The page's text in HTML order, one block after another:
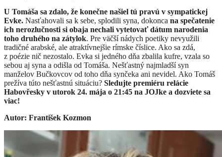
U Tomáša sa zdalo, že konečne našiel tú pravú v sympatickej
Evke. Nasťahovali sa k sebe, splodili syna, dokonca na spečatenie
ich nerozlučnosti si obaja nechali vytetovať dátum narodenia
toho druhého na zátylok. Pre väčší nádych poetiky nevyužili
tradičné arabské, ale atraktívnejšie rímske číslice. Ako sa zdá,
z poézie nič nezostalo. Evka si jedného dňa zbalila kufre, vzala so
sebou aj syna a odišla od Tomáša. Nešťastný najmladší syn
manželov Bučkovcov od toho dňa synčeka ani nevidel. Ako Tomáš
prežíva túto nešťastnú situáciu? Sledujte premiéru relácie
Habovřesky v utorok 24. mája o 21:45 na JOJke a dozviete sa
viac!
Autor: František Kozmon